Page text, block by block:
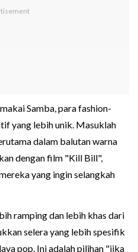
Samba, para fashion-
yang lebih unik. Masuklah
dalam balutan warna
dengan film "Kill Bill",
yang ingin selangkah
ramping dan lebih khas dari
selera yang lebih spesifik
pop. Ini adalah pilihan "jika